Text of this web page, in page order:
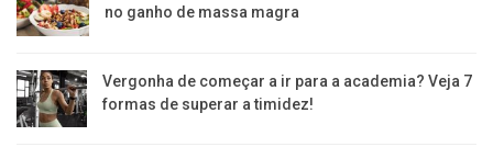
no ganho de massa magra
Vergonha de começar a ir para a academia? Veja 7
formas de superar a timidez!